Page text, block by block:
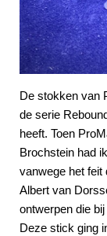
De stokken van
de serie
heeft. Toen
Brochstein had
vanwege het feit
Albert van
ontwerpen die
Deze stick ging